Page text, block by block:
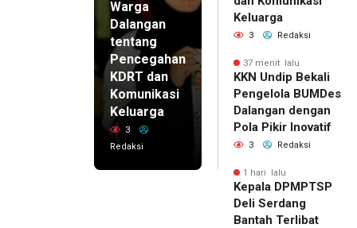
Warga
Dalangan
tentang
Pencegahan
KDRT dan
Komunikasi
Keluarga
3
Redaksi
Keluarga
3 Redaksi
37 menit lalu
KKN Undip Bekali
Pengelola BUMDes
Dalangan dengan
Pola Pikir Inovatif
3 Redaksi
1 hari lalu
Kepala DPMPTSP
Deli Serdang
Bantah Terlibat